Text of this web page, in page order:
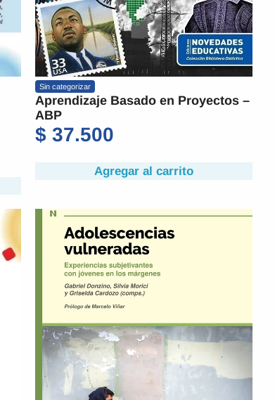
Sin categorizar
Aprendizaje Basado en Proyectos –
ABP
$ 37.500
Agregar al carrito